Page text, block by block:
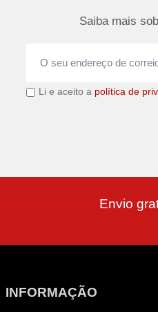
Saiba mais
Li e aceito a política de
Envio
INFORMAÇÃO